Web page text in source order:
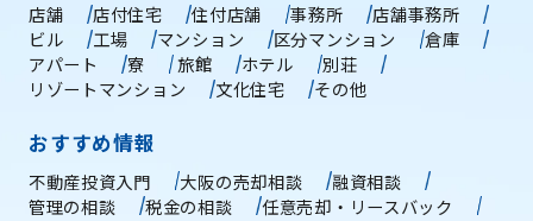
店舗
店付住宅 住付店舗 事務所
店舗事務所
ビル
工場 マンション 区分マンション
倉庫
アパート
寮 旅館 ホテル
別荘
リゾートマンション
文化住宅 その他
おすすめ情報
不動産投資入門 大阪の売却相談
融資相談
管理の相談
税金の相談
任意売却・リースバック